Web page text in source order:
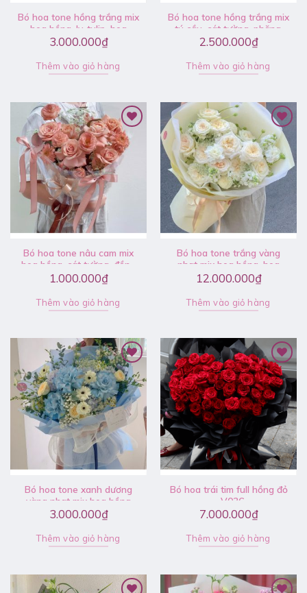
Bó hoa tone hồng trắng mix
hoa hồng, ly, tulip, hoa
phăng – V072
3.000.000₫
Thêm vào giỏ hàng
Bó hoa tone hồng trắng mix
tú cầu, cát tường, phăng,
đồng tiền, hoa hồng – V068
2.500.000₫
Thêm vào giỏ hàng
Bó hoa tone nâu cam mix
hoa hồng, cát tường, đồng
tiền – V063
1.000.000₫
Thêm vào giỏ hàng
Bó hoa tone trắng vàng
nhạt mix hoa hồng, hoa
phăng, phi yến, cúc
pingpong – V078
12.000.000₫
Thêm vào giỏ hàng
Bó hoa tone xanh dương
vàng nhạt mix hoa hồng
Ecuador xanh, hoa hồng
vàng, đồng tiền, tú cầu –
V069
3.000.000₫
Thêm vào giỏ hàng
Bó hoa trái tim full hồng đỏ
– V036
7.000.000₫
Thêm vào giỏ hàng